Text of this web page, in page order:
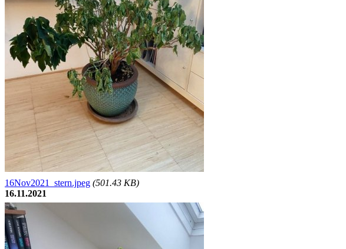
16Nov2021_stern.jpeg (501.43 KB)
16.11.2021